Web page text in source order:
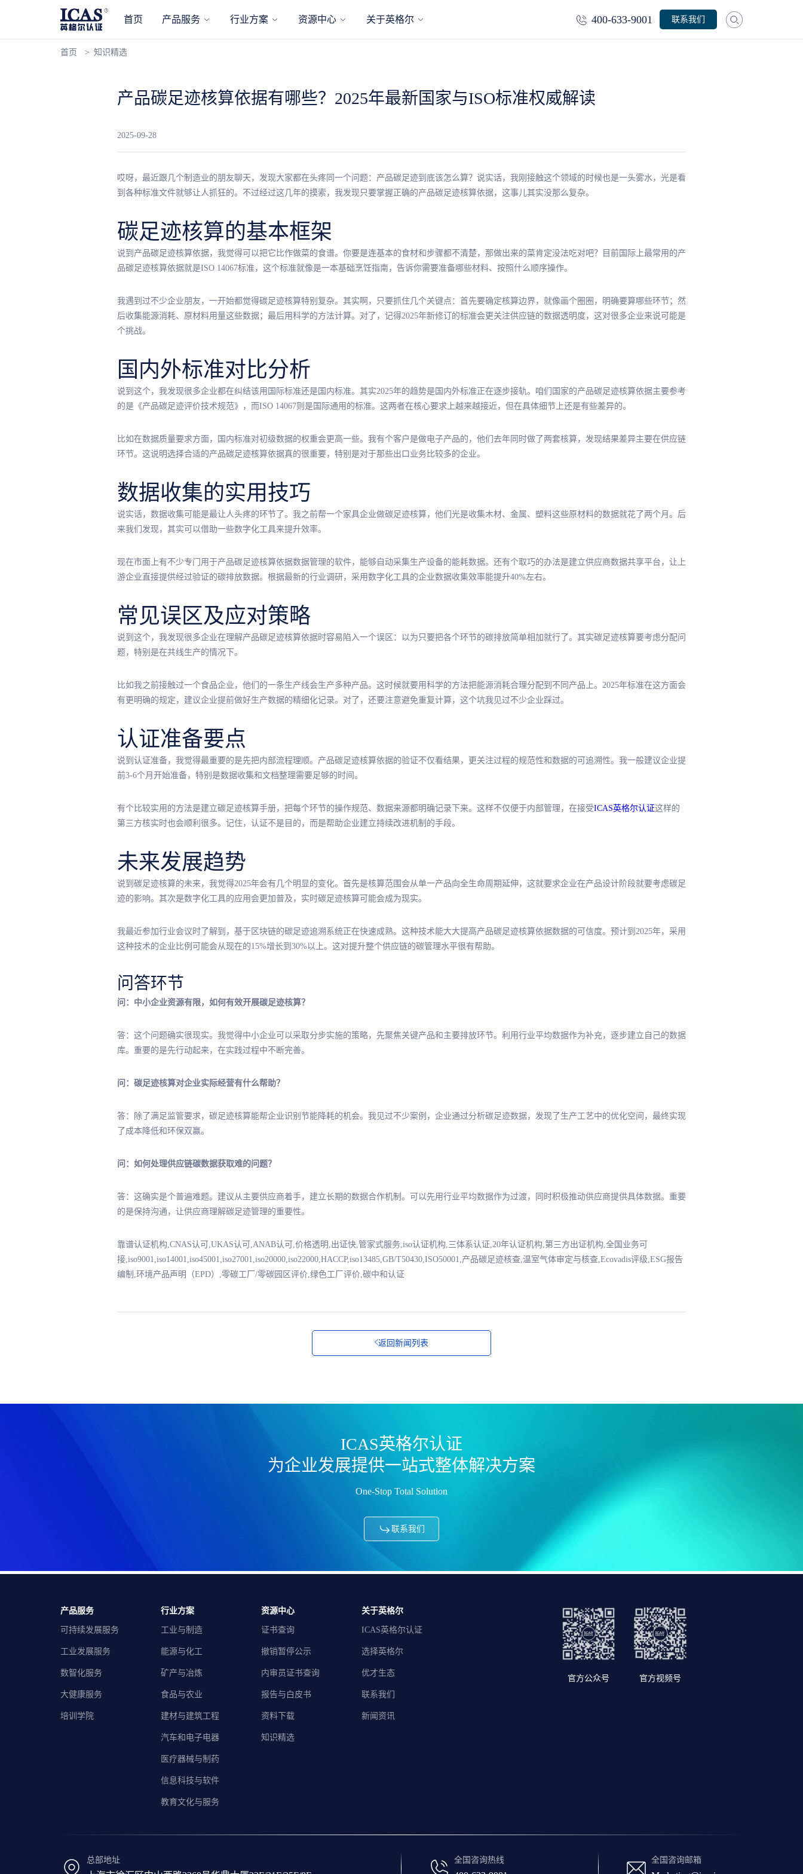
首页 产品服务 行业方案 资源中心 关于英格尔 400-633-9001 联系我们
首页 知识精选
产品碳足迹核算依据有哪些？2025年最新国家与ISO标准权威解读
2025-09-28
哎呀，最近跟几个制造业的朋友聊天，发现大家都在头疼同一个问题：产品碳足迹到底该怎么算？说实话，我刚接触这个领域的时候也是一头雾水，光是看
到各种标准文件就够让人抓狂的。不过经过这几年的摸索，我发现只要掌握正确的产品碳足迹核算依据，这事儿其实没那么复杂。
碳足迹核算的基本框架
说到产品碳足迹核算依据，我觉得可以把它比作做菜的食谱。你要是连基本的食材和步骤都不清楚，那做出来的菜肯定没法吃对吧？目前国际上最常用的产
品碳足迹核算依据就是ISO 14067标准，这个标准就像是一本基础烹饪指南，告诉你需要准备哪些材料、按照什么顺序操作。
我遇到过不少企业朋友，一开始都觉得碳足迹核算特别复杂。其实啊，只要抓住几个关键点：首先要确定核算边界，就像画个圈圈，明确要算哪些环节；然
后收集能源消耗、原材料用量这些数据；最后用科学的方法计算。对了，记得2025年新修订的标准会更关注供应链的数据透明度，这对很多企业来说可能是
个挑战。
国内外标准对比分析
说到这个，我发现很多企业都在纠结该用国际标准还是国内标准。其实2025年的趋势是国内外标准正在逐步接轨。咱们国家的产品碳足迹核算依据主要参考
的是《产品碳足迹评价技术规范》，而ISO 14067则是国际通用的标准。这两者在核心要求上越来越接近，但在具体细节上还是有些差异的。
比如在数据质量要求方面，国内标准对初级数据的权重会更高一些。我有个客户是做电子产品的，他们去年同时做了两套核算，发现结果差异主要在供应链
环节。这说明选择合适的产品碳足迹核算依据真的很重要，特别是对于那些出口业务比较多的企业。
数据收集的实用技巧
说实话，数据收集可能是最让人头疼的环节了。我之前帮一个家具企业做碳足迹核算，他们光是收集木材、金属、塑料这些原材料的数据就花了两个月。后
来我们发现，其实可以借助一些数字化工具来提升效率。
现在市面上有不少专门用于产品碳足迹核算依据数据管理的软件，能够自动采集生产设备的能耗数据。还有个取巧的办法是建立供应商数据共享平台，让上
游企业直接提供经过验证的碳排放数据。根据最新的行业调研，采用数字化工具的企业数据收集效率能提升40%左右。
常见误区及应对策略
说到这个，我发现很多企业在理解产品碳足迹核算依据时容易陷入一个误区：以为只要把各个环节的碳排放简单相加就行了。其实碳足迹核算要考虑分配问
题，特别是在共线生产的情况下。
比如我之前接触过一个食品企业，他们的一条生产线会生产多种产品。这时候就要用科学的方法把能源消耗合理分配到不同产品上。2025年标准在这方面会
有更明确的规定，建议企业提前做好生产数据的精细化记录。对了，还要注意避免重复计算，这个坑我见过不少企业踩过。
认证准备要点
说到认证准备，我觉得最重要的是先把内部流程理顺。产品碳足迹核算依据的验证不仅看结果，更关注过程的规范性和数据的可追溯性。我一般建议企业提
前3-6个月开始准备，特别是数据收集和文档整理需要足够的时间。
有个比较实用的方法是建立碳足迹核算手册，把每个环节的操作规范、数据来源都明确记录下来。这样不仅便于内部管理，在接受ICAS英格尔认证这样的
第三方核实时也会顺利很多。记住，认证不是目的，而是帮助企业建立持续改进机制的手段。
未来发展趋势
说到碳足迹核算的未来，我觉得2025年会有几个明显的变化。首先是核算范围会从单一产品向全生命周期延伸，这就要求企业在产品设计阶段就要考虑碳足
迹的影响。其次是数字化工具的应用会更加普及，实时碳足迹核算可能会成为现实。
我最近参加行业会议时了解到，基于区块链的碳足迹追溯系统正在快速成熟。这种技术能大大提高产品碳足迹核算依据数据的可信度。预计到2025年，采用
这种技术的企业比例可能会从现在的15%增长到30%以上。这对提升整个供应链的碳管理水平很有帮助。
问答环节
问：中小企业资源有限，如何有效开展碳足迹核算？
答：这个问题确实很现实。我觉得中小企业可以采取分步实施的策略，先聚焦关键产品和主要排放环节。利用行业平均数据作为补充，逐步建立自己的数据
库。重要的是先行动起来，在实践过程中不断完善。
问：碳足迹核算对企业实际经营有什么帮助？
答：除了满足监管要求，碳足迹核算能帮企业识别节能降耗的机会。我见过不少案例，企业通过分析碳足迹数据，发现了生产工艺中的优化空间，最终实现
了成本降低和环保双赢。
问：如何处理供应链碳数据获取难的问题？
答：这确实是个普遍难题。建议从主要供应商着手，建立长期的数据合作机制。可以先用行业平均数据作为过渡，同时积极推动供应商提供具体数据。重要
的是保持沟通，让供应商理解碳足迹管理的重要性。
靠谱认证机构,CNAS认可,UKAS认可,ANAB认可,价格透明,出证快,管家式服务,iso认证机构,三体系认证,20年认证机构,第三方出证机构,全国业务可
接,iso9001,iso14001,iso45001,iso27001,iso20000,iso22000,HACCP,iso13485,GB/T50430,ISO50001,产品碳足迹核查,温室气体审定与核查,Ecovadis评级,ESG报告
编制,环境产品声明（EPD）,零碳工厂/零碳园区评价,绿色工厂评价,碳中和认证
返回新闻列表
ICAS英格尔认证
为企业发展提供一站式整体解决方案
One-Stop Total Solution
联系我们
产品服务
可持续发展服务
工业发展服务
数智化服务
大健康服务
培训学院
行业方案
工业与制造
能源与化工
矿产与冶炼
食品与农业
建材与建筑工程
汽车和电子电器
医疗器械与制药
信息科技与软件
教育文化与服务
资源中心
证书查询
撤销暂停公示
内审员证书查询
报告与白皮书
资料下载
知识精选
关于英格尔
ICAS英格尔认证
选择英格尔
优才生态
联系我们
新闻资讯
官方公众号 官方视频号
总部地址 全国咨询热线 全国咨询邮箱